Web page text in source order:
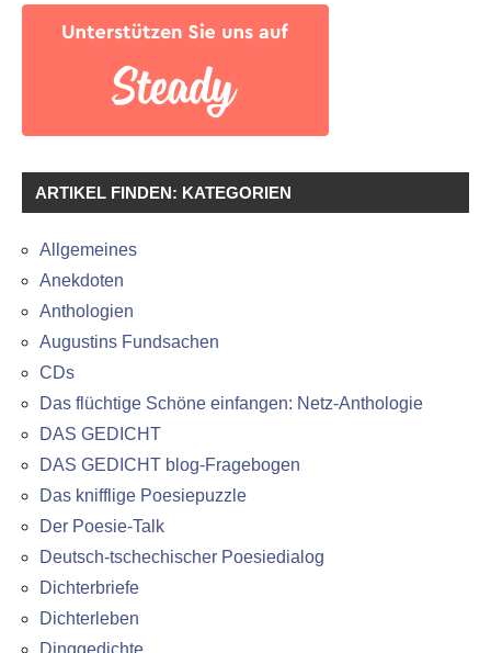
ARTIKEL FINDEN: KATEGORIEN
Allgemeines
Anekdoten
Anthologien
Augustins Fundsachen
CDs
Das flüchtige Schöne einfangen: Netz-Anthologie
DAS GEDICHT
DAS GEDICHT blog-Fragebogen
Das knifflige Poesiepuzzle
Der Poesie-Talk
Deutsch-tschechischer Poesiedialog
Dichterbriefe
Dichterleben